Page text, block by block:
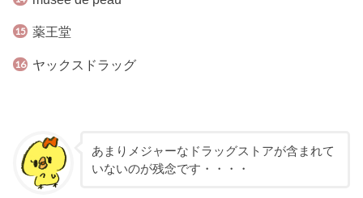
薬王堂
ヤックスドラッグ
あまりメジャーなドラッグストアが含まれて
いないのが残念です・・・・